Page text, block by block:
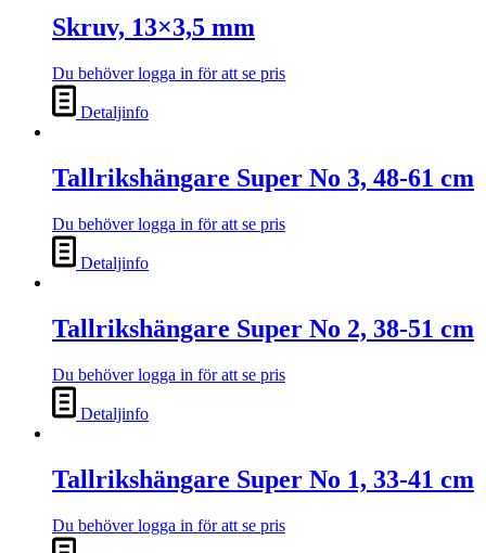
Skruv, 13×3,5 mm
Du behöver logga in för att se pris
Detaljinfo
Tallrikshängare Super No 3, 48-61 cm
Du behöver logga in för att se pris
Detaljinfo
Tallrikshängare Super No 2, 38-51 cm
Du behöver logga in för att se pris
Detaljinfo
Tallrikshängare Super No 1, 33-41 cm
Du behöver logga in för att se pris